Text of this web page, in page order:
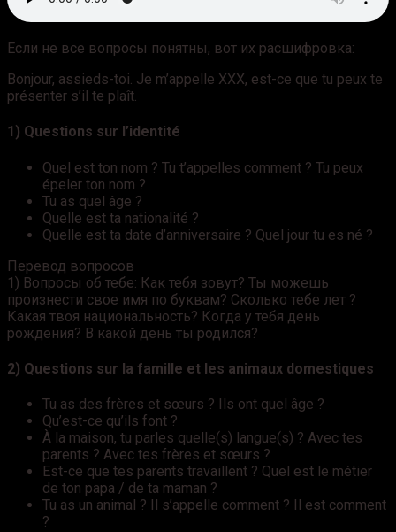
Если не все вопросы понятны, вот их расшифровка:
Bonjour, assieds-toi. Je m’appelle XXX, est-ce que tu peux te
présenter s’il te plaît.
1) Questions sur l’identité
Quel est ton nom ? Tu t’appelles comment ? Tu peux
épeler ton nom ?
Tu as quel âge ?
Quelle est ta nationalité ?
Quelle est ta date d’anniversaire ? Quel jour tu es né ?
Перевод вопросов
1) Вопросы об тебе: Как тебя зовут? Ты можешь
произнести свое имя по буквам? Сколько тебе лет ?
Какая твоя национальность? Когда у тебя день
рождения? В какой день ты родился?
2) Questions sur la famille et les animaux domestiques
Tu as des frères et sœurs ? Ils ont quel âge ?
Qu’est-ce qu’ils font ?
À la maison, tu parles quelle(s) langue(s) ? Avec tes
parents ? Avec tes frères et sœurs ?
Est-ce que tes parents travaillent ? Quel est le métier
de ton papa / de ta maman ?
Tu as un animal ? Il s’appelle comment ? Il est comment
?